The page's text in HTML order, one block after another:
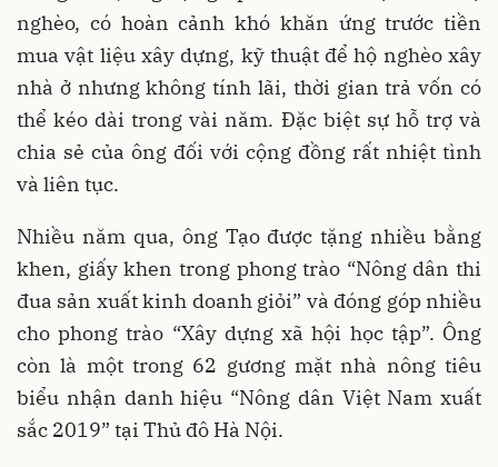
nghèo, có hoàn cảnh khó khăn ứng trước tiền
mua vật liệu xây dựng, kỹ thuật để hộ nghèo xây
nhà ở nhưng không tính lãi, thời gian trả vốn có
thể kéo dài trong vài năm. Đặc biệt sự hỗ trợ và
chia sẻ của ông đối với cộng đồng rất nhiệt tình
và liên tục.
Nhiều năm qua, ông Tạo được tặng nhiều bằng
khen, giấy khen trong phong trào “Nông dân thi
đua sản xuất kinh doanh giỏi” và đóng góp nhiều
cho phong trào “Xây dựng xã hội học tập”. Ông
còn là một trong 62 gương mặt nhà nông tiêu
biểu nhận danh hiệu “Nông dân Việt Nam xuất
sắc 2019” tại Thủ đô Hà Nội.